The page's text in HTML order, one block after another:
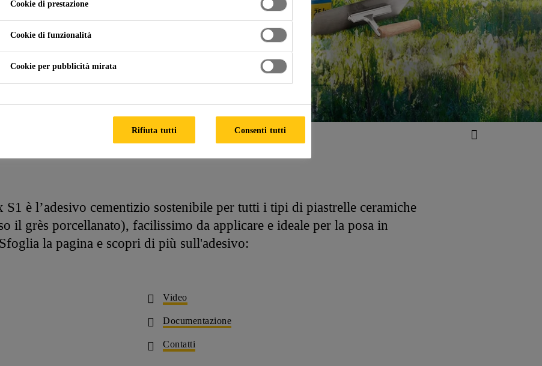
Easy Flex S1
è l’adesivo cementizio sostenibile per tutti i tipi di piastrelle ceramiche
il grès porcellanato), facilissimo da applicare e ideale per la posa in
la pagina e scopri di più sull'adesivo:
Video
Documentazione
Contatti
Cookie di prestazione
Cookie di funzionalità
Cookie per pubblicità mirata
Rifiuta tutti Consenti tutti